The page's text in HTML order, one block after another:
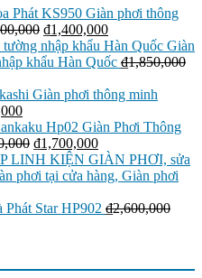
Giàn phơi thông
Giá
gốc
là:
₫1,400,000Giá
hiện
tại
₫1,400,000.
Giàn
khẩu Hàn Quốc ₫1,850,000
Giàn phơi thông minh
Giá
hiện
tại
là:
₫2,500,000.
Giàn Phơi Thông
Giá
gốc
là:
₫1,700,000Giá
hiện
tại
₫1,700,000.
Star HP902 ₫2,600,000